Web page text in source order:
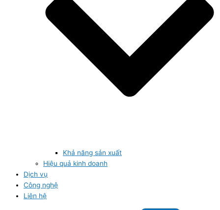
Khả năng sản xuất
Hiệu quả kinh doanh
Dịch vụ
Công nghệ
Liên hệ